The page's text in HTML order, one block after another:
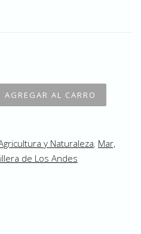
y Naturaleza, Mar,
de Los Andes